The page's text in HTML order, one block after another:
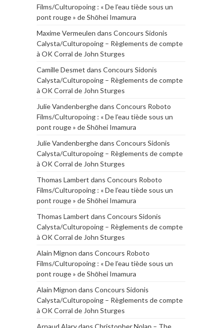
Films/Culturopoing : « De l’eau tiède sous un
pont rouge » de Shōhei Imamura
Maxime Vermeulen dans Concours Sidonis
Calysta/Culturopoing – Règlements de compte
à OK Corral de John Sturges
Camille Desmet dans Concours Sidonis
Calysta/Culturopoing – Règlements de compte
à OK Corral de John Sturges
Julie Vandenberghedans Concours Roboto
Films/Culturopoing : « De l’eau tiède sous un
pont rouge » de Shōhei Imamura
Julie Vandenberghedans Concours Sidonis
Calysta/Culturopoing – Règlements de compte
à OK Corral de John Sturges
Thomas Lambert dans Concours Roboto
Films/Culturopoing : « De l’eau tiède sous un
pont rouge » de Shōhei Imamura
Thomas Lambert dans Concours Sidonis
Calysta/Culturopoing – Règlements de compte
à OK Corral de John Sturges
Alain Mignon dans Concours Roboto
Films/Culturopoing : « De l’eau tiède sous un
pont rouge » de Shōhei Imamura
Alain Mignon dans Concours Sidonis
Calysta/Culturopoing – Règlements de compte
à OK Corral de John Sturges
Arnaud Alarydans Christopher Nolan – The